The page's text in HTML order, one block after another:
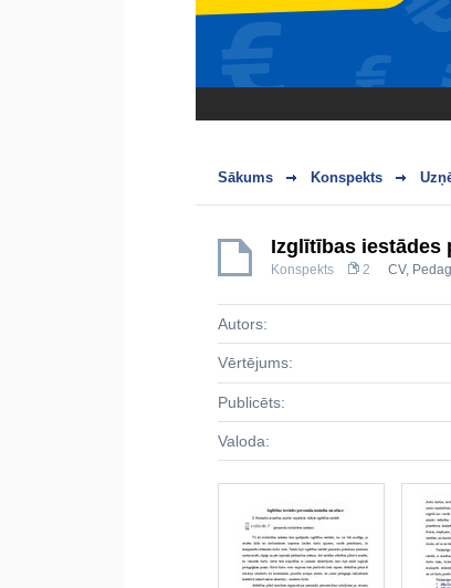
Sākums Konspekts
Izglītības iestādes
Konspekts 2 CV,
Autors:
Vērtējums:
Publicēts:
Valoda: